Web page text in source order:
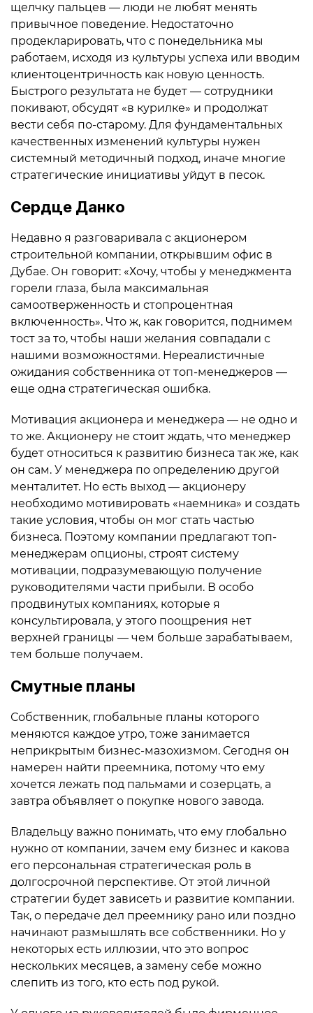
щелчку пальцев — люди не любят менять
привычное поведение. Недостаточно
продекларировать, что с понедельника мы
работаем, исходя из культуры успеха или вводим
клиентоцентричность как новую ценность.
Быстрого результата не будет — сотрудники
покивают, обсудят «в курилке» и продолжат
вести себя по-старому. Для фундаментальных
качественных изменений культуры нужен
системный методичный подход, иначе многие
стратегические инициативы уйдут в песок.
Сердце Данко
Недавно я разговаривала с акционером
строительной компании, открывшим офис в
Дубае. Он говорит: «Хочу, чтобы у менеджмента
горели глаза, была максимальная
самоотверженность и стопроцентная
включенность». Что ж, как говорится, поднимем
тост за то, чтобы наши желания совпадали с
нашими возможностями. Нереалистичные
ожидания собственника от топ-менеджеров —
еще одна стратегическая ошибка.
Мотивация акционера и менеджера — не одно и
то же. Акционеру не стоит ждать, что менеджер
будет относиться к развитию бизнеса так же, как
он сам. У менеджера по определению другой
менталитет. Но есть выход — акционеру
необходимо мотивировать «наемника» и создать
такие условия, чтобы он мог стать частью
бизнеса. Поэтому компании предлагают топ-
менеджерам опционы, строят систему
мотивации, подразумевающую получение
руководителями части прибыли. В особо
продвинутых компаниях, которые я
консультировала, у этого поощрения нет
верхней границы — чем больше зарабатываем,
тем больше получаем.
Смутные планы
Собственник, глобальные планы которого
меняются каждое утро, тоже занимается
неприкрытым бизнес-мазохизмом. Сегодня он
намерен найти преемника, потому что ему
хочется лежать под пальмами и созерцать, а
завтра объявляет о покупке нового завода.
Владельцу важно понимать, что ему глобально
нужно от компании, зачем ему бизнес и какова
его персональная стратегическая роль в
долгосрочной перспективе. От этой личной
стратегии будет зависеть и развитие компании.
Так, о передаче дел преемнику рано или поздно
начинают размышлять все собственники. Но у
некоторых есть иллюзии, что это вопрос
нескольких месяцев, а замену себе можно
слепить из того, кто есть под рукой.